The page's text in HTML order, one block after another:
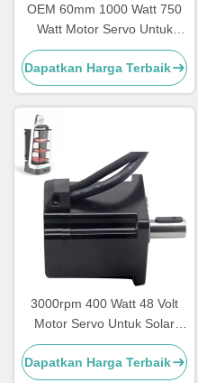
OEM 60mm 1000 Watt 750
Watt Motor Servo Untuk
Pelacak Surya
Dapatkan Harga Terbaik
3000rpm 400 Watt 48 Volt
Motor Servo Untuk Solar
Tracker Solar Tracker Motor
Dapatkan Harga Terbaik